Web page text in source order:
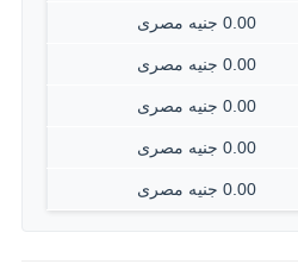
0.00 جنيه مصرى
0.00 جنيه مصرى
0.00 جنيه مصرى
0.00 جنيه مصرى
0.00 جنيه مصرى